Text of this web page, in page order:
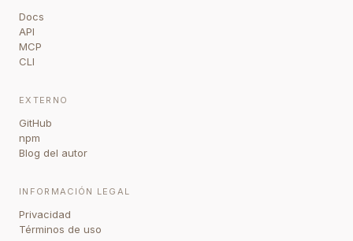
Docs
API
MCP
CLI
EXTERNO
GitHub
npm
Blog del autor
INFORMACIÓN LEGAL
Privacidad
Términos de uso